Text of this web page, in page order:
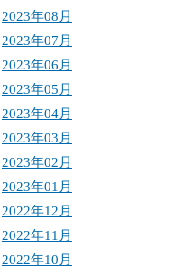
2023年08月
2023年07月
2023年06月
2023年05月
2023年04月
2023年03月
2023年02月
2023年01月
2022年12月
2022年11月
2022年10月